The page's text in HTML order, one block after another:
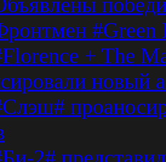
#Green
+ The
новый